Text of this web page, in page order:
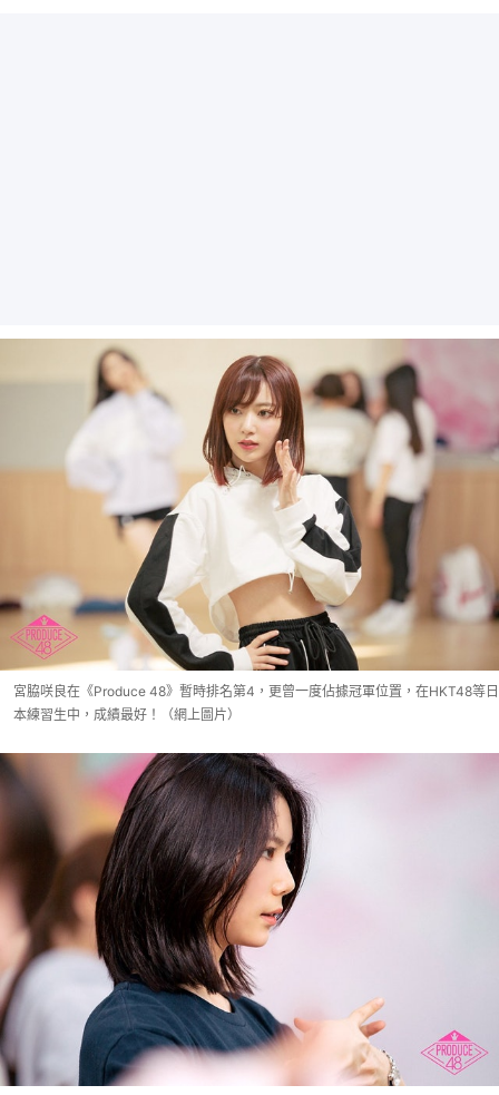
宮脇咲良在《Produce 48》暫時排名第4，更曾一度佔據冠軍位置，在HKT48等日
本練習生中，成績最好！（網上圖片）